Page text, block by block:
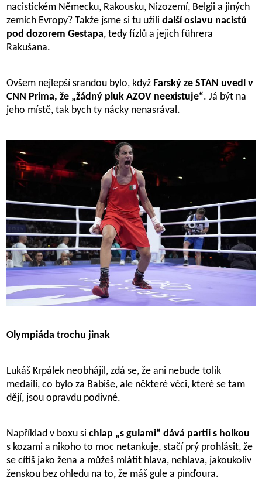
nacistickém Německu, Rakousku, Nizozemí, Belgii a jiných
zemích Evropy? Takže jsme si tu užilidalší oslavu nacistů
pod dozorem Gestapa, tedy fízlů a jejich führera
Rakušana.
Ovšem nejlepší srandou bylo, když Farský ze STAN uvedl v
CNN Prima, že „žádný pluk AZOV neexistuje“. Já být na
jeho místě, tak bych ty nácky nenasrával.
Olympiáda trochu jinak
Lukáš Krpálek neobhájil, zdá se, že ani nebude tolik
medailí, co bylo za Babiše, ale některé věci, které se tam
dějí, jsou opravdu podivné.
Například v boxu sichlap „s gulami“ dává partii s holkou
s kozami a nikoho to moc netankuje, stačí prý prohlásit, že
se cítíš jako žena a můžeš mlátit hlava, nehlava, jakoukoliv
ženskou bez ohledu na to, že máš gule a pinďoura.